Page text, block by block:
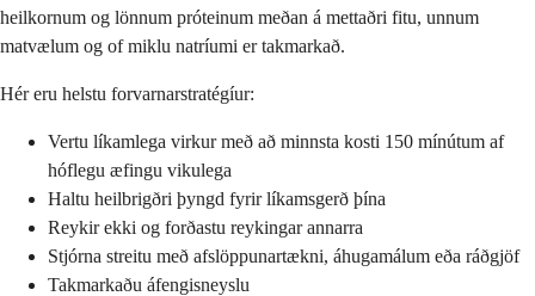
heilkornum og lönnum próteinum meðan á mettaðri fitu, unnum
matvælum og of miklu natríumi er takmarkað.
Hér eru helstu forvarnarstratégíur:
Vertu líkamlega virkur með að minnsta kosti 150 mínútum af
hóflegu æfingu vikulega
Haltu heilbrigðri þyngd fyrir líkamsgerð þína
Reykir ekki og forðastu reykingar annarra
Stjórna streitu með afslöppunartækni, áhugamálum eða ráðgjöf
Takmarkaðu áfengisneyslu